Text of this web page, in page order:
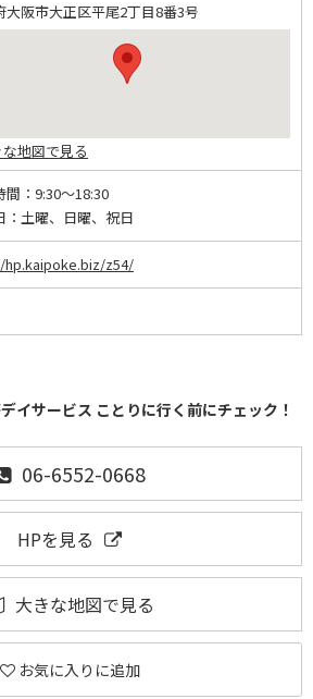
大阪市大正区平尾2丁目8番3号
地図で見る
間： 9:30～18:30
土曜、日曜、祝日
z54/
イサービス ことりに行く前にチェック！
06-6552-0668
HPを見る
大きな地図で見る
お気に入りに追加